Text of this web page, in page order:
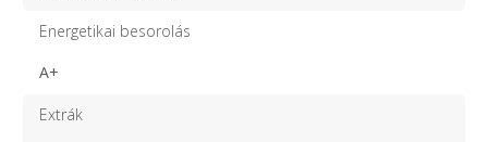
Energetikai besorolás
A+
Extrák